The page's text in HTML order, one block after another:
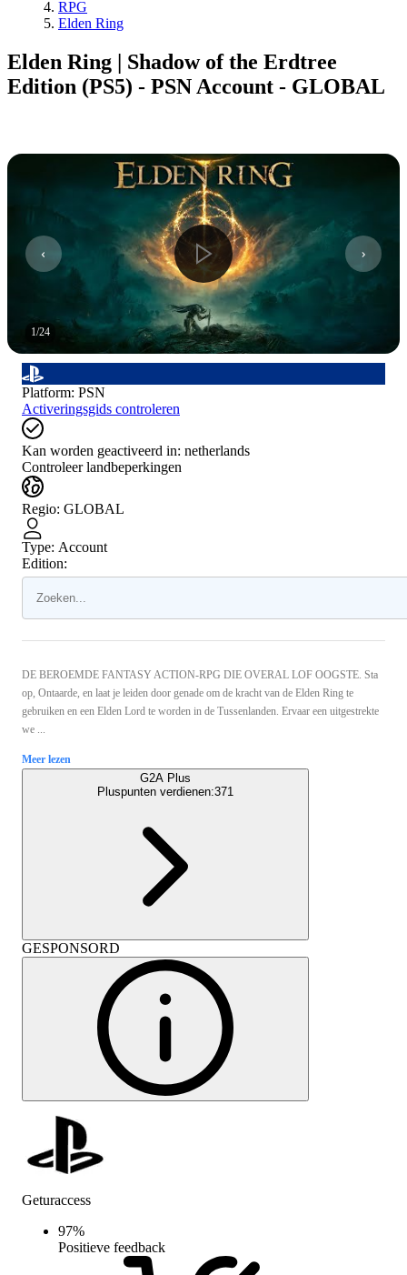
RPG
Elden Ring
Elden Ring | Shadow of the Erdtree
Edition (PS5) - PSN Account - GLOBAL
1/24
Platform: PSN
Activeringsgids controleren
Kan worden geactiveerd in: netherlands
Controleer landbeperkingen
Regio: GLOBAL
Type: Account
Edition:
DE BEROEMDE FANTASY ACTION-RPG DIE OVERAL LOF OOGSTE. Sta
op, Ontaarde, en laat je leiden door genade om de kracht van de Elden Ring te
gebruiken en een Elden Lord te worden in de Tussenlanden. Ervaar een uitgestrekte
we ...
Meer lezen
G2A Plus
Pluspunten verdienen:371
GESPONSORD
Geturaccess
97%
Positieve feedback